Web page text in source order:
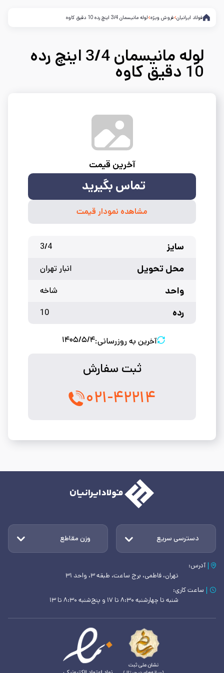
فولاد ایرانیان فروش ویژه لوله مانیسمان 3/4 اینچ رده 10 دقیق کاوه
لوله مانیسمان 3/4 اینچ رده
10 دقیق کاوه
آخرین قیمت
تماس بگیرید
مشاهده نمودار قیمت
سایز 3/4
محل تحویل انبار تهران
واحد شاخه
رده 10
آخرین به روزرسانی:۱۴۰۵/۵/۴
ثبت سفارش
۰۲۱-۴۲۲۱۴
دسترسی سریع وزن مقاطع
آدرس:
تهران، فاطمی، برج ساعت، طبقه ۳، واحد ۳۱
ساعت کاری:
شنبه تا چهارشنبه ۸:۳۰ تا ۱۷ و پنج‌شنبه ۸:۳۰ تا ۱۳